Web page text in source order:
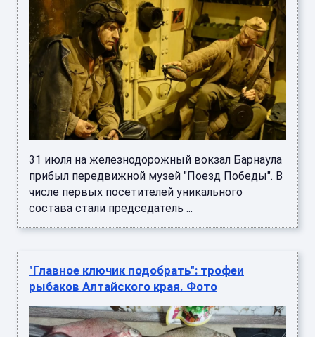
31 июля на железнодорожный вокзал Барнаула
прибыл передвижной музей "Поезд Победы". В
числе первых посетителей уникального
состава стали председатель ...
"Главное ключик подобрать": трофеи
рыбаков Алтайского края. Фото